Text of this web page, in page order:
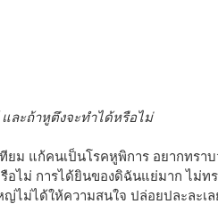
ละถ้าหูตึงจะทำได้หรือไม่
ม แก้คนเป็นโรคหูพิการ อยากทราบ
อไม่ การได้ยินของดิฉันแย่มาก ไม่ท
ไม่ได้ให้ความสนใจ ปล่อยปละละเล